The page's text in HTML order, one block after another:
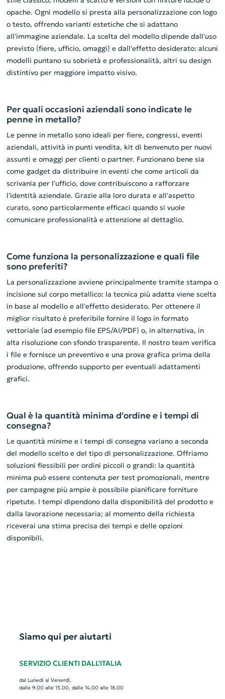
opache. Ogni modello si presta alla personalizzazione con logo
o testo, offrendo varianti estetiche che si adattano
all'immagine aziendale. La scelta del modello dipende dall'uso
previsto (fiere, ufficio, omaggi) e dall'effetto desiderato: alcuni
modelli puntano su sobrietà e professionalità, altri su design
distintivo per maggiore impatto visivo.
Per quali occasioni aziendali sono indicate le
penne in metallo?
Le penne in metallo sono ideali per fiere, congressi, eventi
aziendali, attività in punti vendita, kit di benvenuto per nuovi
assunti e omaggi per clienti o partner. Funzionano bene sia
come gadget da distribuire in eventi che come articoli da
scrivania per l'ufficio, dove contribuiscono a rafforzare
l'identità aziendale. Grazie alla loro durata e all'aspetto
curato, sono particolarmente efficaci quando si vuole
comunicare professionalità e attenzione al dettaglio.
Come funziona la personalizzazione e quali file
sono preferiti?
La personalizzazione avviene principalmente tramite stampa o
incisione sul corpo metallico: la tecnica più adatta viene scelta
in base al modello e all'effetto desiderato. Per ottenere il
miglior risultato è preferibile fornire il logo in formato
vettoriale (ad esempio file EPS/AI/PDF) o, in alternativa, in
alta risoluzione con sfondo trasparente. Il nostro team verifica
i file e fornisce un preventivo e una prova grafica prima della
produzione, offrendo supporto per eventuali adattamenti
grafici.
Qual è la quantità minima d'ordine e i tempi di
consegna?
Le quantità minime e i tempi di consegna variano a seconda
del modello scelto e del tipo di personalizzazione. Offriamo
soluzioni flessibili per ordini piccoli o grandi: la quantità
minima può essere contenuta per test promozionali, mentre
per campagne più ampie è possibile pianificare forniture
ripetute. I tempi dipendono dalla disponibilità del prodotto e
dalla lavorazione necessaria; al momento della richiesta
riceverai una stima precisa dei tempi e delle opzioni
disponibili.
Siamo qui per aiutarti
SERVIZIO CLIENTI DALL'ITALIA
dal Lunedì al Venerdì,
dalle 9.00 alle 13.00, dalle 14.00 alle 18.00